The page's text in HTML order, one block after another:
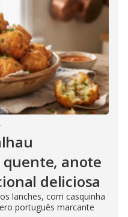
quente, anote
deliciosa
lanches, com casquinha
português marcante